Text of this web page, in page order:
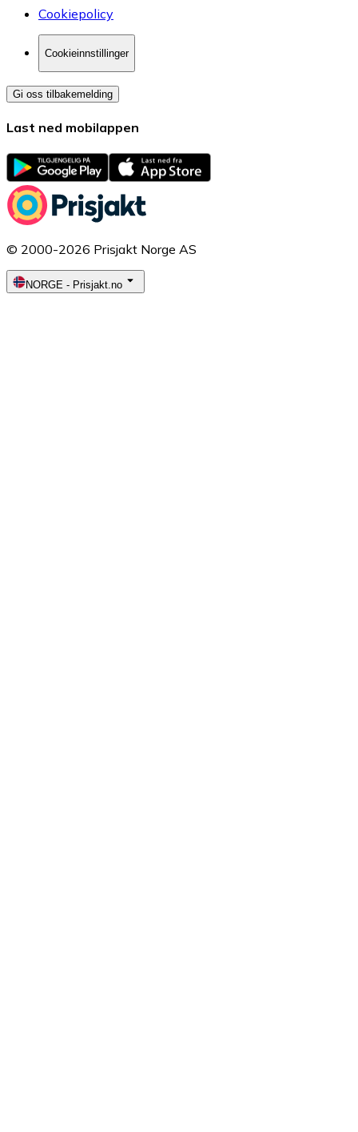
Cookiepolicy
Cookieinnstillinger
Gi oss tilbakemelding
Last ned mobilappen
© 2000-2026 Prisjakt Norge AS
NORGE - Prisjakt.no